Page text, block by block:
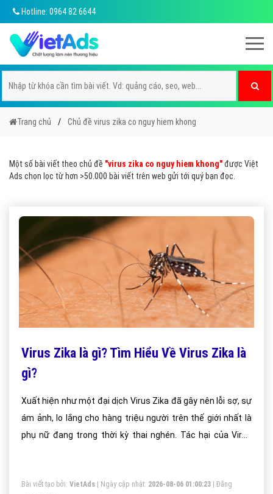
Hotline: 0964 82 6644
Trang chủ Chủ đề virus zika co nguy hiem khong
Một số bài viết theo chủ đề "virus zika co nguy hiem khong"được Việt
Ads chọn lọc từ hơn >50.000 bài viết trên web gửi tới quý bạn đọc.
Virus Zika là gì? Tìm Hiểu Về Virus Zika là
gì?
Xuất hiện như một đại dịch Virus Zika đã gây nên lỗi sợ, sự
ám ảnh, lo lắng cho hàng triệu người trên thế giới nhất là
phụ nữ đang trong thời kỳ thai nghén. Tác hại của Virus
thiết.
Bài viết tạo bởi: VietAds | Ngày cập nhật: 2026-08-06 01:00:23
Đăng